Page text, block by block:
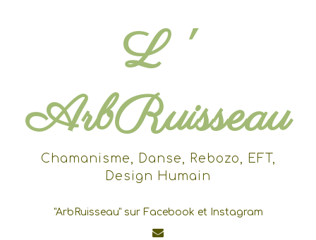
L '
ArbRuisseau
Chamanisme, Danse, Rebozo, EFT,
Design Humain
"ArbRuisseau" sur Facebook et Instagram